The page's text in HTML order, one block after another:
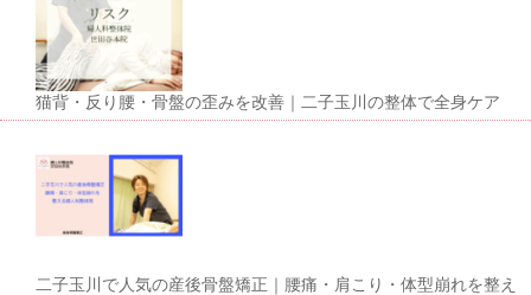
猫背・反り腰・骨盤の歪みを改善｜二子玉川の整体で全身ケア
二子玉川で人気の産後骨盤矯正｜腰痛・肩こり・体型崩れを整え